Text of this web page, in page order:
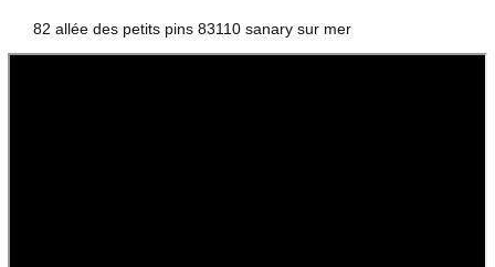
82 allée des petits pins 83110 sanary sur mer